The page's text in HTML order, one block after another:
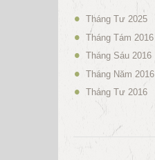
Tháng Tư 2025
Tháng Tám 2016
Tháng Sáu 2016
Tháng Năm 2016
Tháng Tư 2016